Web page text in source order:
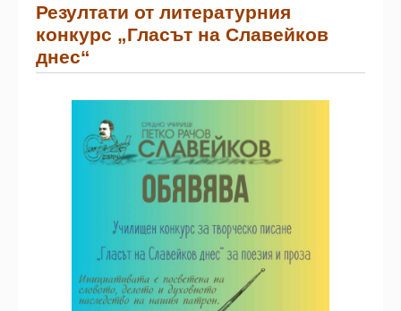
Резултати от литературния
конкурс „Гласът на Славейков
днес“